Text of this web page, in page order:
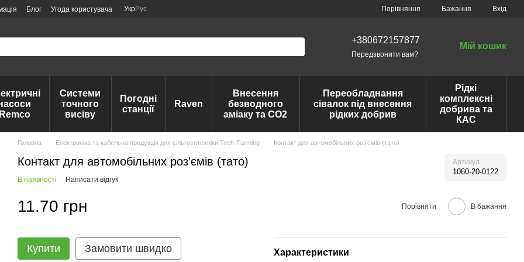
Блог Угода користувача УкрРус Порівняння Бажання Вхід
+380672157877
Передзвонити вам?
Мій кошик
Remco
Системи
точного
висіву
Погодні
станції
Raven
Внесення
безводного
аміаку та CO2
Переобладнання
сівалок під внесення
рідких добрив
Рідкі
комплексні
добрива та
КАС
Головна Електроніка та кабельна продукція для сільгосптехніки Tech-Farming Контакт для автомобільних роз'ємів (тато)
Контакт для автомобільних роз'ємів (тато) Артикул
1060-20-0122
В наявності Написати відгук
11.70 грн Порівняти В бажання
Купити Замовити швидко Характеристики